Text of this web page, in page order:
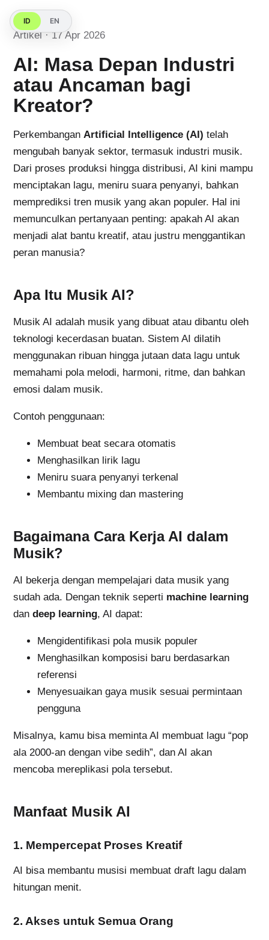
Artikel · 17 Apr 2026
AI: Masa Depan Industri
atau Ancaman bagi
Kreator?
PerkembanganArtificial Intelligence (AI) telah
mengubah banyak sektor, termasuk industri musik.
Dari proses produksi hingga distribusi, AI kini mampu
menciptakan lagu, meniru suara penyanyi, bahkan
memprediksi tren musik yang akan populer. Hal ini
memunculkan pertanyaan penting: apakah AI akan
menjadi alat bantu kreatif, atau justru menggantikan
peran manusia?
Apa Itu Musik AI?
Musik AI adalah musik yang dibuat atau dibantu oleh
teknologi kecerdasan buatan. Sistem AI dilatih
menggunakan ribuan hingga jutaan data lagu untuk
memahami pola melodi, harmoni, ritme, dan bahkan
emosi dalam musik.
Contoh penggunaan:
Membuat beat secara otomatis
Menghasilkan lirik lagu
Meniru suara penyanyi terkenal
Membantu mixing dan mastering
Bagaimana Cara Kerja AI dalam
Musik?
AI bekerja dengan mempelajari data musik yang
sudah ada. Dengan teknik seperti machine learning
dandeep learning, AI dapat:
Mengidentifikasi pola musik populer
Menghasilkan komposisi baru berdasarkan
referensi
Menyesuaikan gaya musik sesuai permintaan
pengguna
Misalnya, kamu bisa meminta AI membuat lagu “pop
ala 2000-an dengan vibe sedih”, dan AI akan
mencoba mereplikasi pola tersebut.
Manfaat Musik AI
1. Mempercepat Proses Kreatif
AI bisa membantu musisi membuat draft lagu dalam
hitungan menit.
2. Akses untuk Semua Orang
ID EN